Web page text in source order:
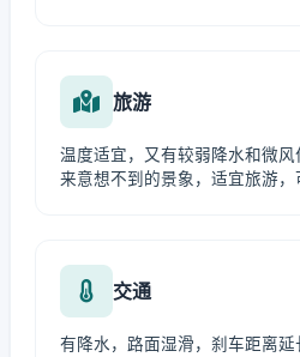
旅游
温度适宜，又有较弱降水和微
来意想不到的景象，适宜旅游，
交通
有降水，路面湿滑，刹车距离